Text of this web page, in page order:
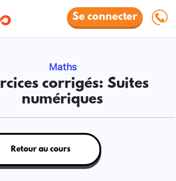
Se connecter
Maths
corrigés: Suites
numériques
Retour au cours